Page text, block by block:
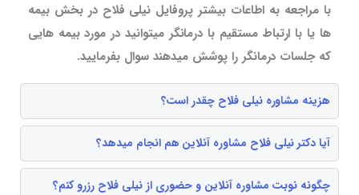
با مراجعه به اطاعات بیشتر پروفایل نیلی فلاح در بخش بیمه
ها یا با ارتباط مستقیم با درمانگر میتوانید در مورد بیمه هایی
که جلسات درمانگر را پوشش میدهند سوال بفرمایید.
هزینه مشاوره نیلی فلاح چقدر است؟
آیا دکتر نیلی فلاح مشاوره آنلاین هم انجام میدهد؟
چگونه نوبت مشاوره آنلاین و حضوری از نیلی فلاح رزرو کنم؟